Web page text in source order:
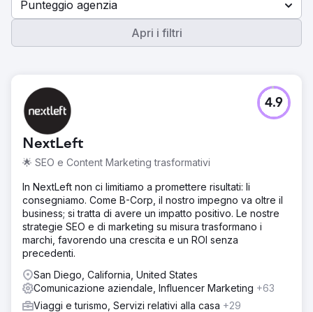
Punteggio agenzia
Apri i filtri
NextLeft
🌟 SEO e Content Marketing trasformativi
4.9
In NextLeft non ci limitiamo a promettere risultati: li
consegniamo. Come B-Corp, il nostro impegno va oltre il
business; si tratta di avere un impatto positivo. Le nostre
strategie SEO e di marketing su misura trasformano i
marchi, favorendo una crescita e un ROI senza
precedenti.
San Diego, California, United States
Comunicazione aziendale, Influencer Marketing +63
Viaggi e turismo, Servizi relativi alla casa +29